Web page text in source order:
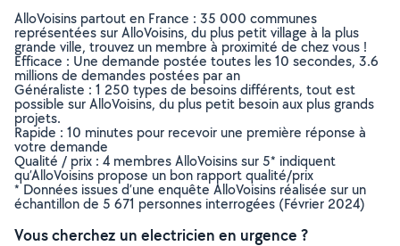
AlloVoisins partout en France : 35 000 communes
représentées sur AlloVoisins, du plus petit village à la plus
grande ville, trouvez un membre à proximité de chez vous !
Efficace : Une demande postée toutes les 10 secondes, 3.6
millions de demandes postées par an
Généraliste : 1 250 types de besoins différents, tout est
possible sur AlloVoisins, du plus petit besoin aux plus grands
projets.
Rapide : 10 minutes pour recevoir une première réponse à
votre demande
Qualité / prix : 4 membres AlloVoisins sur 5* indiquent
qu’AlloVoisins propose un bon rapport qualité/prix
* Données issues d’une enquête AlloVoisins réalisée sur un
échantillon de 5 671 personnes interrogées (Février 2024)
Vous cherchez un electricien en urgence ?